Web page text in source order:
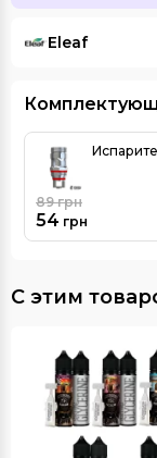
Eleaf
54 грн
89грн
С этим